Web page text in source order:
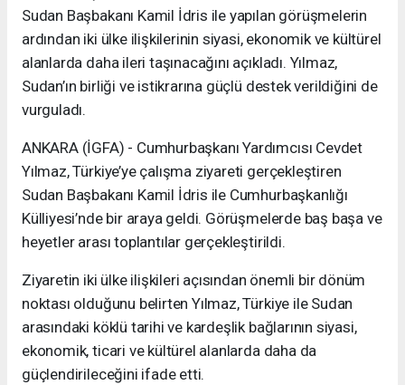
Sudan Başbakanı Kamil İdris ile yapılan görüşmelerin
ardından iki ülke ilişkilerinin siyasi, ekonomik ve kültürel
alanlarda daha ileri taşınacağını açıkladı. Yılmaz,
Sudan’ın birliği ve istikrarına güçlü destek verildiğini de
vurguladı.
ANKARA (İGFA) - Cumhurbaşkanı Yardımcısı Cevdet
Yılmaz, Türkiye’ye çalışma ziyareti gerçekleştiren
Sudan Başbakanı Kamil İdris ile Cumhurbaşkanlığı
Külliyesi’nde bir araya geldi. Görüşmelerde baş başa ve
heyetler arası toplantılar gerçekleştirildi.
Ziyaretin iki ülke ilişkileri açısından önemli bir dönüm
noktası olduğunu belirten Yılmaz, Türkiye ile Sudan
arasındaki köklü tarihi ve kardeşlik bağlarının siyasi,
ekonomik, ticari ve kültürel alanlarda daha da
güçlendirileceğini ifade etti.